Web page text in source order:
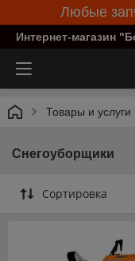
Любые
Интернет-магазин
Товары и услуги
Снегоуборщики
Сортировка